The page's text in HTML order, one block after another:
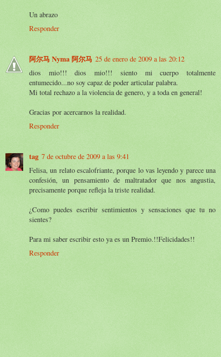
Un abrazo
Responder
阿尔马 Nyma 阿尔马 25 de enero de 2009 a las 20:12
dios mio!!! dios mio!!! siento mi cuerpo totalmente
entumecido...no soy capaz de poder articular palabra.
Mi total rechazo a la violencia de genero, y a toda en general!
Gracias por acercarnos la realidad.
Responder
tag 7 de octubre de 2009 a las 9:41
Felisa, un relato escalofriante, porque lo vas leyendo y parece una
confesión, un pensamiento de maltratador que nos angustia,
precisamente porque refleja la triste realidad.
¿Como puedes escribir sentimientos y sensaciones que tu no
sientes?
Para mi saber escribir esto ya es un Premio.!!Felicidades!!
Responder